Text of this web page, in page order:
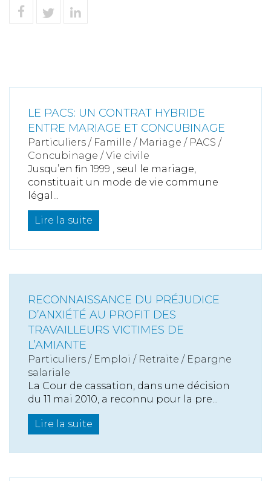
LE PACS: UN CONTRAT HYBRIDE
ENTRE MARIAGE ET CONCUBINAGE
Particuliers / Famille / Mariage / PACS /
Concubinage / Vie civile
Jusqu’en fin 1999 , seul le mariage,
constituait un mode de vie commune
légal...
Lire la suite
RECONNAISSANCE DU PRÉJUDICE
D’ANXIÉTÉ AU PROFIT DES
TRAVAILLEURS VICTIMES DE
L’AMIANTE
Particuliers / Emploi / Retraite / Epargne
salariale
La Cour de cassation, dans une décision
du 11 mai 2010, a reconnu pour la pre...
Lire la suite